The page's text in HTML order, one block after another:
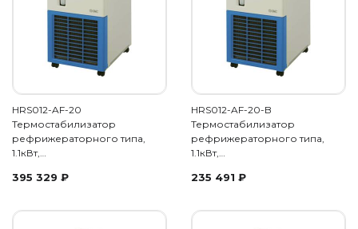
HRS012-AF-20
Термостабилизатор
рефрижераторного типа,
1.1кВт,…
395 329 ₽
HRS012-AF-20-B
Термостабилизатор
рефрижераторного типа,
1.1кВт,…
235 491 ₽